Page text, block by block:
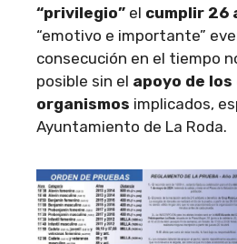
“privilegio” el cumplir 26
“emotivo e importante”
consecución en el tiempo
posible sin el apoyo de
organismos implicados,
Ayuntamiento de La Roda.